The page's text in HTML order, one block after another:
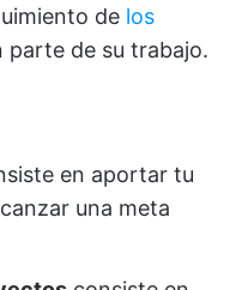
de los
de su trabajo.
en aportar tu
una meta